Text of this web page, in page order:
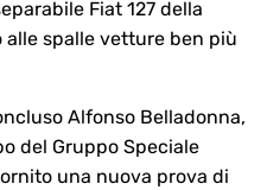
Fiat 127 della
alle spalle vetture ben più
Alfonso Belladonna,
del Gruppo Speciale
una nuova prova di